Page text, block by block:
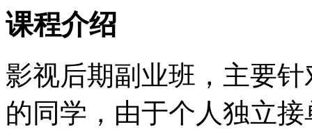
课程介绍
影视后期副业班，主要
的同学，由于个人独立